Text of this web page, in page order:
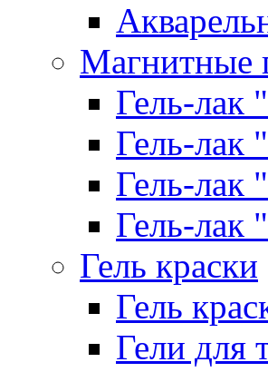
Магнитные
Гель-лак
Гель-лак
Гель-лак
Гель-лак
Гель краски
Гель
Гели для